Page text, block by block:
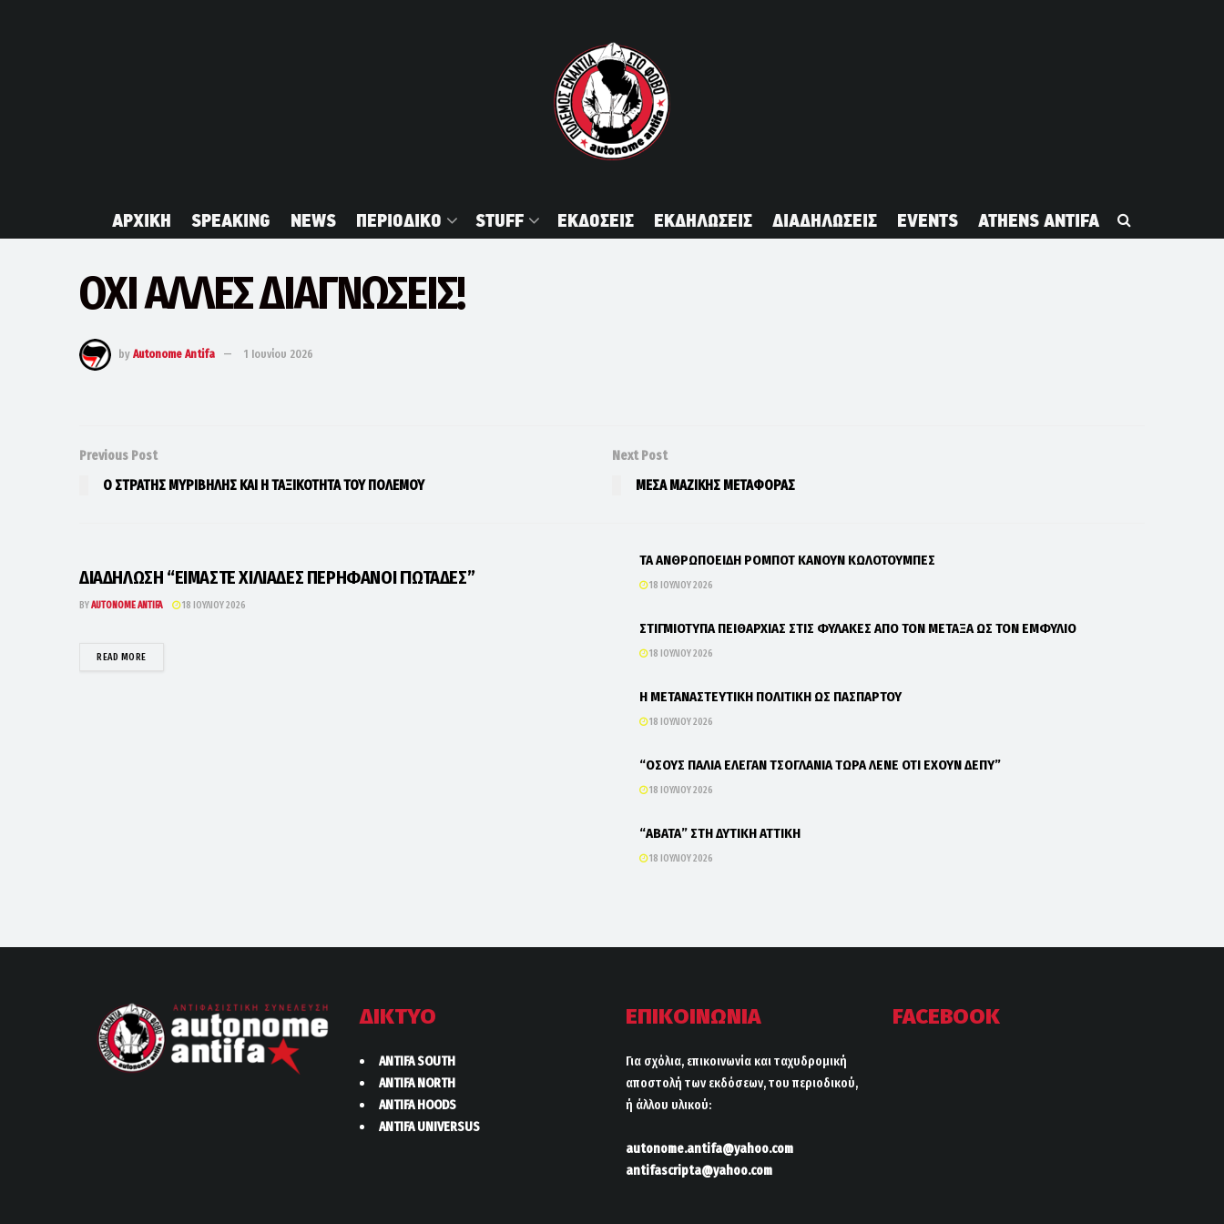
ΑΡΧΙΚΗ SPEAKING NEWS ΠΕΡΙΟΔΙΚΟ STUFF ΕΚΔΟΣΕΙΣ ΕΚΔΗΛΩΣΕΙΣ ΔΙΑΔΗΛΩΣΕΙΣ EVENTS ATHENS ANTIFA
ΟΧΙ ΑΛΛΕΣ ΔΙΑΓΝΩΣΕΙΣ!
by Autonome Antifa 1 Ιουνίου 2026
Previous Post
Ο ΣΤΡΑΤΗΣ ΜΥΡΙΒΗΛΗΣ ΚΑΙ Η ΤΑΞΙΚΟΤΗΤΑ ΤΟΥ ΠΟΛΕΜΟΥ
Next Post
ΜΕΣΑ ΜΑΖΙΚΗΣ ΜΕΤΑΦΟΡΑΣ
ΔΙΑΔΗΛΩΣΗ “ΕΙΜΑΣΤΕ ΧΙΛΙΑΔΕΣ ΠΕΡΗΦΑΝΟΙ ΓΙΩΤΑΔΕΣ”
BYAUTONOME ANTIFA 18 ΙΟΥΛΊΟΥ 2026
READ MOREDETAILS
ΤΑ ΑΝΘΡΩΠΟΕΙΔΗ ΡΟΜΠΟΤ ΚΑΝΟΥΝ ΚΩΛΟΤΟΥΜΠΕΣ
18 ΙΟΥΛΊΟΥ 2026
ΣΤΙΓΜΙΟΤΥΠΑ ΠΕΙΘΑΡΧΙΑΣ ΣΤΙΣ ΦΥΛΑΚΕΣ ΑΠΟ ΤΟΝ ΜΕΤΑΞΑ ΩΣ ΤΟΝ ΕΜΦΥΛΙΟ
18 ΙΟΥΛΊΟΥ 2026
Η ΜΕΤΑΝΑΣΤΕΥΤΙΚΗ ΠΟΛΙΤΙΚΗ ΩΣ ΠΑΣΠΑΡΤΟΥ
18 ΙΟΥΛΊΟΥ 2026
“ΟΣΟΥΣ ΠΑΛΙΑ ΕΛΕΓΑΝ ΤΣΟΓΛΑΝΙΑ ΤΩΡΑ ΛΕΝΕ ΟΤΙ ΕΧΟΥΝ ΔΕΠΥ”
18 ΙΟΥΛΊΟΥ 2026
“ΑΒΑΤΑ” ΣΤΗ ΔΥΤΙΚΗ ΑΤΤΙΚΗ
18 ΙΟΥΛΊΟΥ 2026
ΔΙΚΤΥΟ
ANTIFA SOUTH
ANTIFA NORTH
ANTIFA HOODS
ANTIFA UNIVERSUS
ΕΠΙΚΟΙΝΩΝΙΑ
Για σχόλια, επικοινωνία και ταχυδρομική
αποστολή των εκδόσεων, του περιοδικού,
ή άλλου υλικού:
autonome.antifa@yahoo.com
antifascripta@yahoo.com
FACEBOOK